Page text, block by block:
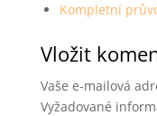
Kompletní
Vložit
Vaše e-mailová
Vyžadované